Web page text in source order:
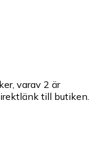
varav 2 är
till butiken.